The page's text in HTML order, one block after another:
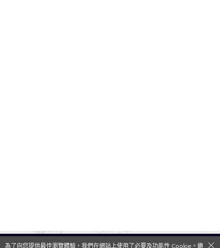
為了向您提供最佳瀏覽體驗，我們在網站上使用了必要及功能性 Cookie。繼